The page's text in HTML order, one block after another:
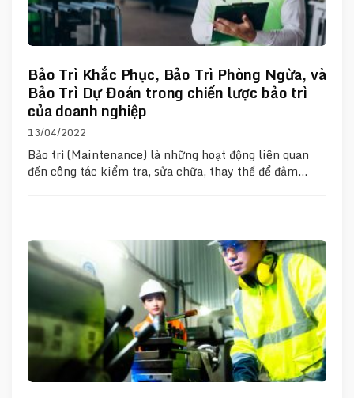
Bảo Trì Khắc Phục, Bảo Trì Phòng Ngừa, và
Bảo Trì Dự Đoán trong chiến lược bảo trì
của doanh nghiệp
13/04/2022
Bảo trì (Maintenance) là những hoạt động liên quan
đến công tác kiểm tra, sửa chữa, thay thế để đảm…